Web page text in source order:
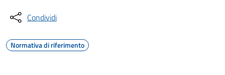
Condividi
Normativa di riferimento